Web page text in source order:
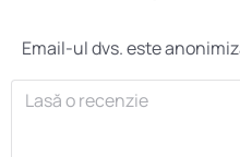
Email-ul dvs. este
Lasă o recenzie